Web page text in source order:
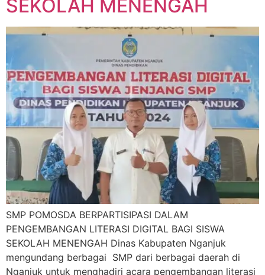
SEKOLAH MENENGAH
SMP POMOSDA BERPARTISIPASI DALAM
PENGEMBANGAN LITERASI DIGITAL BAGI SISWA
SEKOLAH MENENGAH Dinas Kabupaten Nganjuk
mengundang berbagai SMP dari berbagai daerah di
Nganjuk untuk menghadiri acara pengembangan literasi